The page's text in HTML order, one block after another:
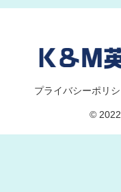
プライバシーポリ
©